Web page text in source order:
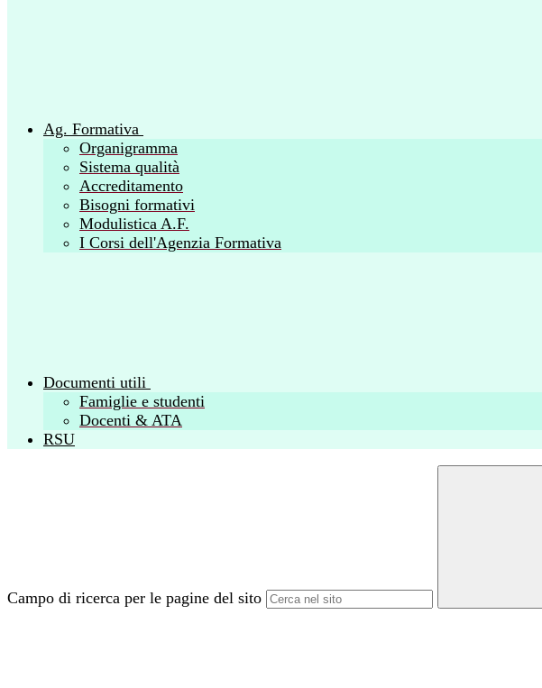
Ag. Formativa
Organigramma
Sistema qualità
Accreditamento
Bisogni formativi
Modulistica A.F.
I Corsi dell'Agenzia Formativa
Documenti utili
Famiglie e studenti
Docenti & ATA
RSU
Campo di ricerca per le pagine del sito